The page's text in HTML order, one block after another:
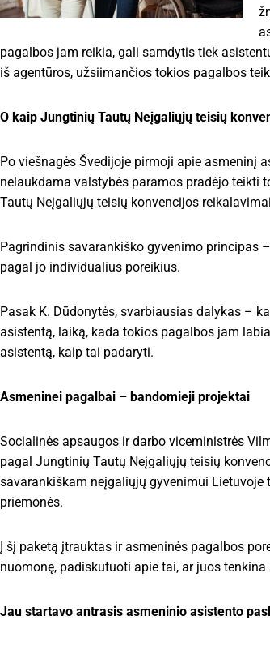
pagalbos jam reikia, gali samdytis tiek
iš agentūros, užsiimančios tokios pagalbos
O kaip Jungtinių Tautų Neįgaliųjų teisių
Po viešnagės Švedijoje pirmoji apie asmeninį
nelaukdama valstybės paramos pradėjo teikti
Tautų Neįgaliųjų teisių konvencijos
Pagrindinis savarankiško gyvenimo principas
pagal jo individualius poreikius.
Pasak K. Dūdonytės, svarbiausias dalykas –
asistentą, laiką, kada tokios pagalbos jam
asistentą, kaip tai padaryti.
Asmeninei pagalbai – bandomieji projektai
Socialinės apsaugos ir darbo viceministrės
pagal Jungtinių Tautų Neįgaliųjų teisių
savarankiškam neįgaliųjų gyvenimui
priemonės.
Į šį paketą įtrauktas ir asmeninės pagalbos
nuomonę, padiskutuoti apie tai, ar juos
Jau startavo antrasis asmeninio asistento